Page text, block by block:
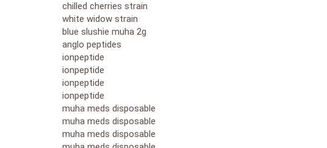
chilled cherries strain
white widow strain
blue slushie muha 2g
anglo peptides
ionpeptide
ionpeptide
ionpeptide
ionpeptide
muha meds disposable
muha meds disposable
muha meds disposable